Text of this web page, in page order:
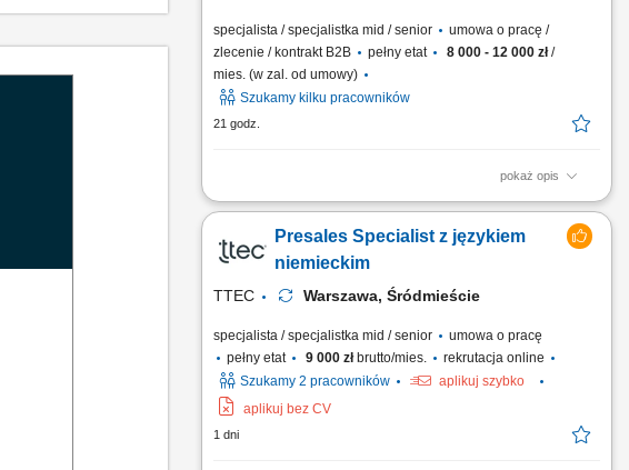
specjalista / specjalistka mid / senior
umowa o pracę /
zlecenie / kontrakt B2B
pełny etat 8 000 - 12 000 zł/
mies. (w zal. od umowy)
Szukamy kilku pracowników
21 godz.
pokaż opis
Zadania: Pozyskiwanie nowych partnerów biznesowych w
branżach produkcyjnych (pasze, spożywcza, chemia, FMCG).
Samodzielne prowadzenie negocjacji i monitorowanie całego
procesu sprzedaży. Aktywne poszukiwanie nowych rynków
handlowej...
Presales Specialist z językiem
niemieckim
TTEC Warszawa, Śródmieście
specjalista / specjalistka mid / senior
umowa o pracę
pełny etat
9 000 złbrutto/mies.
rekrutacja online
Szukamy 2 pracowników
aplikuj szybko
aplikuj bez CV
1 dni